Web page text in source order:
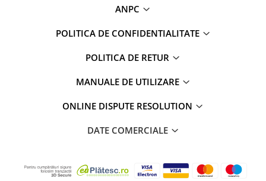
ANPC
POLITICA DE CONFIDENTIALITATE
POLITICA DE RETUR
MANUALE DE UTILIZARE
ONLINE DISPUTE RESOLUTION
DATE COMERCIALE